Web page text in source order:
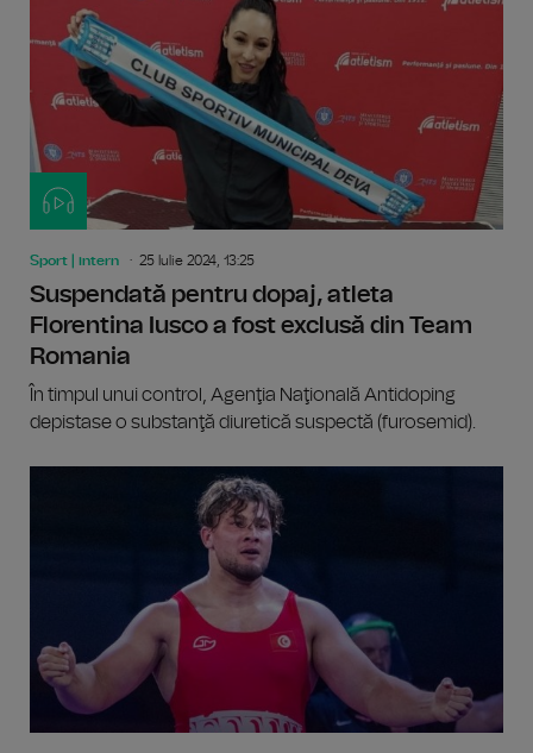
Sport | intern 25 Iulie 2024, 13:25
Suspendată pentru dopaj, atleta
Florentina Iusco a fost exclusă din Team
Romania
În timpul unui control, Agenţia Naţională Antidoping
depistase o substanţă diuretică suspectă (furosemid).